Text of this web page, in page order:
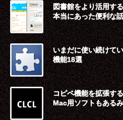
図書館をより活用す
本当にあった便利な話
いまだに使い続けて
機能18選
コピペ機能を拡張す
Mac用ソフトもある